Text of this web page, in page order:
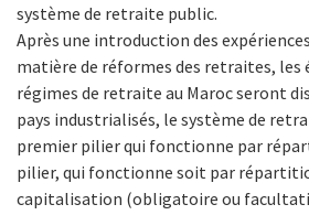
système de retraite public.
Après une introduction des
matière de réformes des retraites, les
régimes de retraite au Maroc seront
pays industrialisés, le système de
premier pilier qui fonctionne par
pilier, qui fonctionne soit par
capitalisation (obligatoire ou